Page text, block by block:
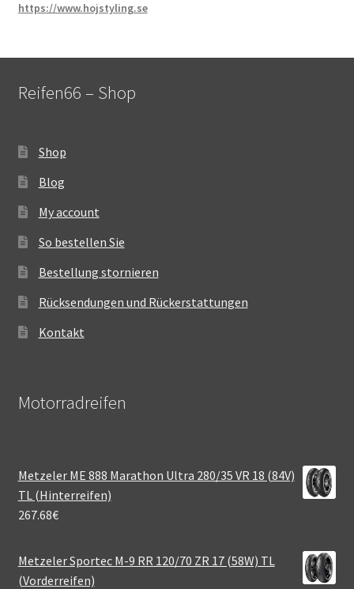
https://www.hojstyling.se
Reifen66 – Shop
Shop
Blog
My account
So bestellen Sie
Bestellung stornieren
Rücksendungen und Rückerstattungen
Kontakt
Motorradreifen
Metzeler ME 888 Marathon Ultra 280/35 VR 18 (84V)
TL (Hinterreifen)
267.68€
Metzeler Sportec M-9 RR 120/70 ZR 17 (58W) TL
(Vorderreifen)